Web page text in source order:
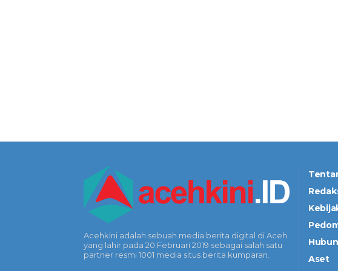
Acehkini adalah sebuah media berita digital di Aceh
yang lahir pada 20 Februari 2019 sebagai salah satu
partner resmi 1001 media situs berita kumparan.
Aset